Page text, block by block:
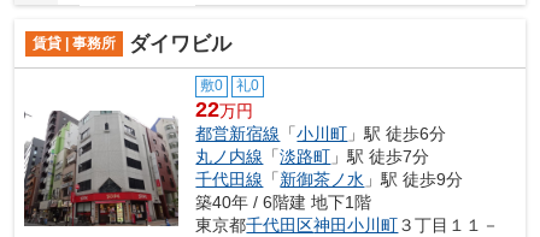
賃貸 | 事務所 ダイワビル
敷0 礼0
22万円
都営新宿線 「小川町 」駅 徒歩6分
丸ノ内線 「淡路町 」駅 徒歩7分
千代田線 「新御茶ノ水 」駅 徒歩9分
築40年 / 6階建 地下1階
東京都千代田区神田小川町３丁目１１－